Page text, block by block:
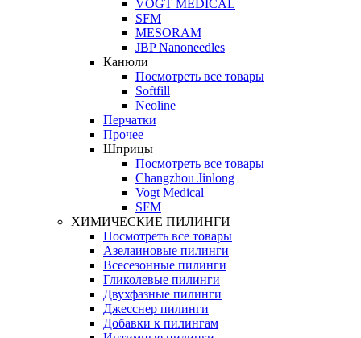
VOGT MEDICAL
SFM
MESORAM
JBP Nanoneedles
Канюли
Посмотреть все товары
Softfill
Neoline
Перчатки
Прочее
Шприцы
Посмотреть все товары
Changzhou Jinlong
Vogt Medical
SFM
ХИМИЧЕСКИЕ ПИЛИНГИ
Посмотреть все товары
Азелаиновые пилинги
Всесезонные пилинги
Гликолевые пилинги
Двухфазные пилинги
Джесснер пилинги
Добавки к пилингам